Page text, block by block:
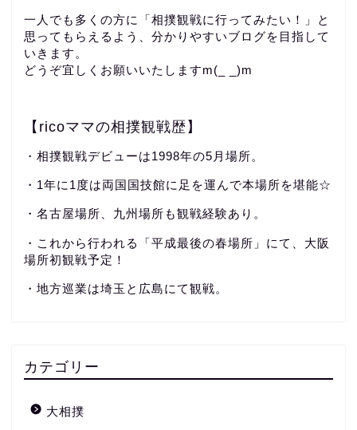
一人でも多くの方に「相撲観戦に行ってみたい！」と
思ってもらえるよう、分かりやすいブログを目指して
いきます。
どうぞ宜しくお願いいたしますm(_ _)m
【ricoママの相撲観戦歴】
・相撲観戦デビューは1998年の5月場所。
・1年に1度は両国国技館に足を運んで本場所を堪能☆
・名古屋場所、九州場所も観戦経験あり。
・これから行われる「平成最後の春場所」にて、大阪
場所初観戦予定！
・地方巡業は埼玉と広島にて観戦。
カテゴリー
大相撲